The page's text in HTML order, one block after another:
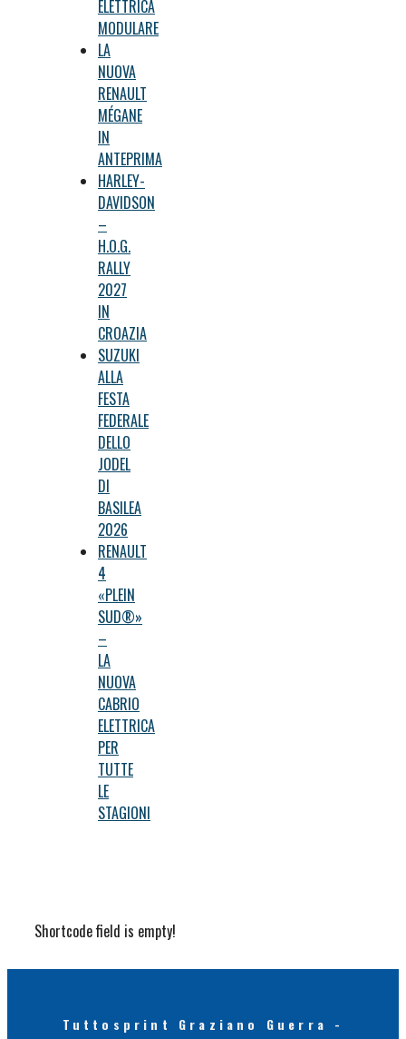
ELETTRICA
MODULARE
LA
NUOVA
RENAULT
MÉGANE
IN
ANTEPRIMA
HARLEY-
DAVIDSON
–
H.O.G.
RALLY
2027
IN
CROAZIA
SUZUKI
ALLA
FESTA
FEDERALE
DELLO
JODEL
DI
BASILEA
2026
RENAULT
4
«PLEIN
SUD®»
–
LA
NUOVA
CABRIO
ELETTRICA
PER
TUTTE
LE
STAGIONI
Shortcode field is empty!
Tuttosprint Graziano Guerra -